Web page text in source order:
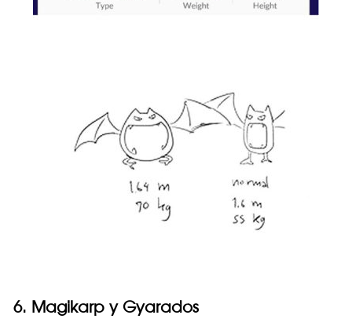
6. Magikarp y Gyarados